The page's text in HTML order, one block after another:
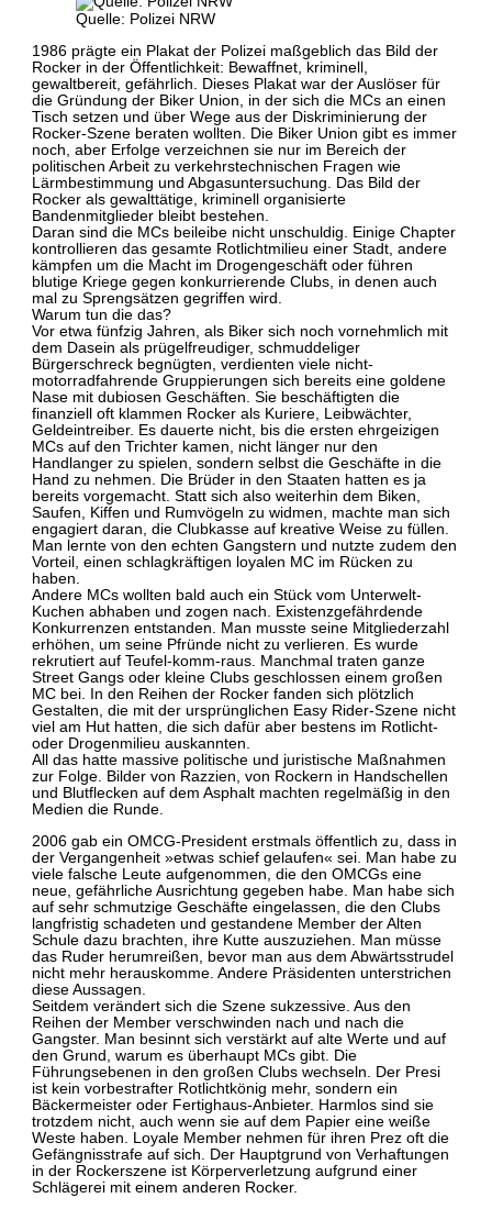
Quelle: Polizei NRW
1986 prägte ein Plakat der Polizei maßgeblich das Bild der
Rocker in der Öffentlichkeit: Bewaffnet, kriminell,
gewaltbereit, gefährlich. Dieses Plakat war der Auslöser für
die Gründung der Biker Union, in der sich die MCs an einen
Tisch setzen und über Wege aus der Diskriminierung der
Rocker-Szene beraten wollten. Die Biker Union gibt es immer
noch, aber Erfolge verzeichnen sie nur im Bereich der
politischen Arbeit zu verkehrstechnischen Fragen wie
Lärmbestimmung und Abgasuntersuchung. Das Bild der
Rocker als gewalttätige, kriminell organisierte
Bandenmitglieder bleibt bestehen.
Daran sind die MCs beileibe nicht unschuldig. Einige Chapter
kontrollieren das gesamte Rotlichtmilieu einer Stadt, andere
kämpfen um die Macht im Drogengeschäft oder führen
blutige Kriege gegen konkurrierende Clubs, in denen auch
mal zu Sprengsätzen gegriffen wird.
Warum tun die das?
Vor etwa fünfzig Jahren, als Biker sich noch vornehmlich mit
dem Dasein als prügelfreudiger, schmuddeliger
Bürgerschreck begnügten, verdienten viele nicht-
motorradfahrende Gruppierungen sich bereits eine goldene
Nase mit dubiosen Geschäften. Sie beschäftigten die
finanziell oft klammen Rocker als Kuriere, Leibwächter,
Geldeintreiber. Es dauerte nicht, bis die ersten ehrgeizigen
MCs auf den Trichter kamen, nicht länger nur den
Handlanger zu spielen, sondern selbst die Geschäfte in die
Hand zu nehmen. Die Brüder in den Staaten hatten es ja
bereits vorgemacht. Statt sich also weiterhin dem Biken,
Saufen, Kiffen und Rumvögeln zu widmen, machte man sich
engagiert daran, die Clubkasse auf kreative Weise zu füllen.
Man lernte von den echten Gangstern und nutzte zudem den
Vorteil, einen schlagkräftigen loyalen MC im Rücken zu
haben.
Andere MCs wollten bald auch ein Stück vom Unterwelt-
Kuchen abhaben und zogen nach. Existenzgefährdende
Konkurrenzen entstanden. Man musste seine Mitgliederzahl
erhöhen, um seine Pfründe nicht zu verlieren. Es wurde
rekrutiert auf Teufel-komm-raus. Manchmal traten ganze
Street Gangs oder kleine Clubs geschlossen einem großen
MC bei. In den Reihen der Rocker fanden sich plötzlich
Gestalten, die mit der ursprünglichen Easy Rider-Szene nicht
viel am Hut hatten, die sich dafür aber bestens im Rotlicht-
oder Drogenmilieu auskannten.
All das hatte massive politische und juristische Maßnahmen
zur Folge. Bilder von Razzien, von Rockern in Handschellen
und Blutflecken auf dem Asphalt machten regelmäßig in den
Medien die Runde.
2006 gab ein OMCG-President erstmals öffentlich zu, dass in
der Vergangenheit »etwas schief gelaufen« sei. Man habe zu
viele falsche Leute aufgenommen, die den OMCGs eine
neue, gefährliche Ausrichtung gegeben habe. Man habe sich
auf sehr schmutzige Geschäfte eingelassen, die den Clubs
langfristig schadeten und gestandene Member der Alten
Schule dazu brachten, ihre Kutte auszuziehen. Man müsse
das Ruder herumreißen, bevor man aus dem Abwärtsstrudel
nicht mehr herauskomme. Andere Präsidenten unterstrichen
diese Aussagen.
Seitdem verändert sich die Szene sukzessive. Aus den
Reihen der Member verschwinden nach und nach die
Gangster. Man besinnt sich verstärkt auf alte Werte und auf
den Grund, warum es überhaupt MCs gibt. Die
Führungsebenen in den großen Clubs wechseln. Der Presi
ist kein vorbestrafter Rotlichtkönig mehr, sondern ein
Bäckermeister oder Fertighaus-Anbieter. Harmlos sind sie
trotzdem nicht, auch wenn sie auf dem Papier eine weiße
Weste haben. Loyale Member nehmen für ihren Prez oft die
Gefängnisstrafe auf sich. Der Hauptgrund von Verhaftungen
in der Rockerszene ist Körperverletzung aufgrund einer
Schlägerei mit einem anderen Rocker.